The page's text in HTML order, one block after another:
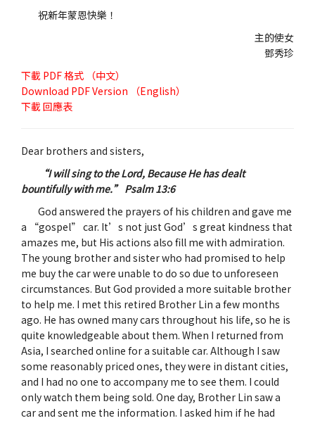
祝新年蒙恩快樂！
主的使女
鄧秀珍
下載 PDF 格式 （中文）
Download PDF Version （English）
下載回應表
Dear brothers and sisters,
“I will sing to the Lord, Because He has dealt
bountifully with me.” Psalm 13:6
God answered the prayers of his children and gave me
a “gospel” car. It’s not just God’s great kindness that
amazes me, but His actions also fill me with admiration.
The young brother and sister who had promised to help
me buy the car were unable to do so due to unforeseen
circumstances. But God provided a more suitable brother
to help me. I met this retired Brother Lin a few months
ago. He has owned many cars throughout his life, so he is
quite knowledgeable about them. When I returned from
Asia, I searched online for a suitable car. Although I saw
some reasonably priced ones, they were in distant cities,
and I had no one to accompany me to see them. I could
only watch them being sold. One day, Brother Lin saw a
car and sent me the information. I asked him if he had